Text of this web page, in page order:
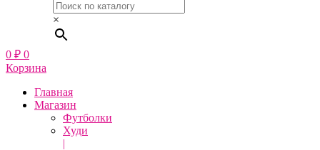
×
0 ₽ 0
Корзина
Главная
Магазин
Футболки
Худи
|